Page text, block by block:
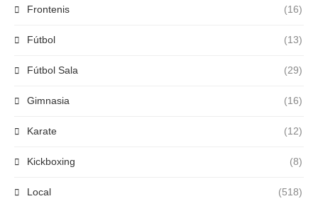
Frontenis (16)
Fútbol (13)
Fútbol Sala (29)
Gimnasia (16)
Karate (12)
Kickboxing (8)
Local (518)